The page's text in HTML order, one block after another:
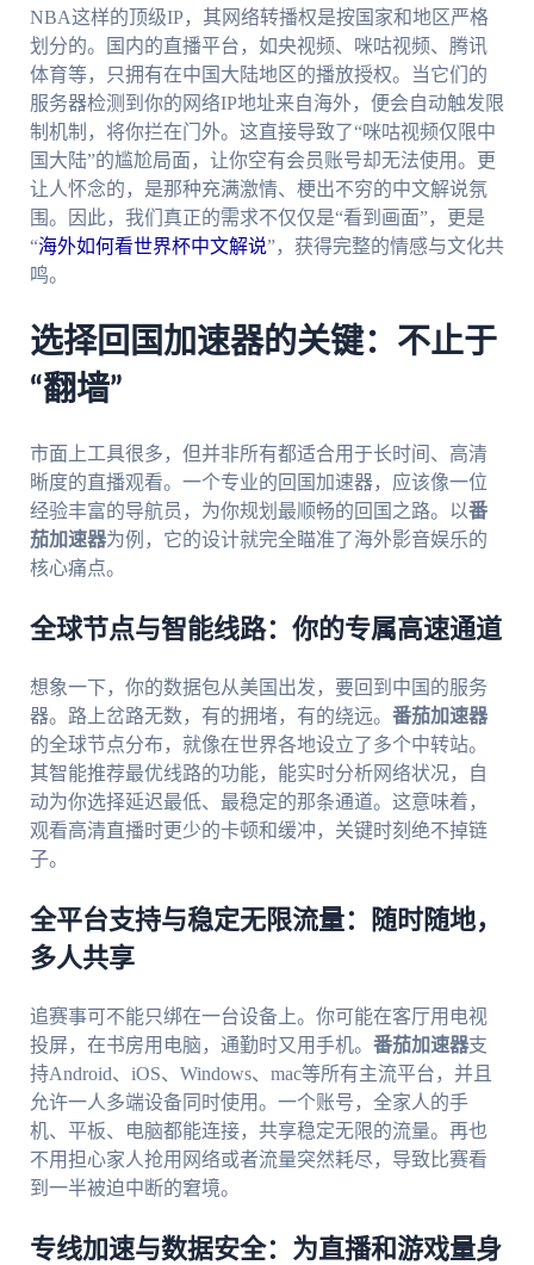
NBA这样的顶级IP，其网络转播权是按国家和地区严格
划分的。国内的直播平台，如央视频、咪咕视频、腾讯
体育等，只拥有在中国大陆地区的播放授权。当它们的
服务器检测到你的网络IP地址来自海外，便会自动触发限
制机制，将你拦在门外。这直接导致了“咪咕视频仅限中
国大陆”的尴尬局面，让你空有会员账号却无法使用。更
让人怀念的，是那种充满激情、梗出不穷的中文解说氛
围。因此，我们真正的需求不仅仅是“看到画面”，更是
“海外如何看世界杯中文解说”，获得完整的情感与文化共
鸣。
选择回国加速器的关键：不止于
“翻墙”
市面上工具很多，但并非所有都适合用于长时间、高清
晰度的直播观看。一个专业的回国加速器，应该像一位
经验丰富的导航员，为你规划最顺畅的回国之路。以番
茄加速器为例，它的设计就完全瞄准了海外影音娱乐的
核心痛点。
全球节点与智能线路：你的专属高速通道
想象一下，你的数据包从美国出发，要回到中国的服务
器。路上岔路无数，有的拥堵，有的绕远。 番茄加速器
的全球节点分布，就像在世界各地设立了多个中转站。
其智能推荐最优线路的功能，能实时分析网络状况，自
动为你选择延迟最低、最稳定的那条通道。这意味着，
观看高清直播时更少的卡顿和缓冲，关键时刻绝不掉链
子。
全平台支持与稳定无限流量：随时随地，
多人共享
追赛事可不能只绑在一台设备上。你可能在客厅用电视
投屏，在书房用电脑，通勤时又用手机。 番茄加速器支
持Android、iOS、Windows、mac等所有主流平台，并且
允许一人多端设备同时使用。一个账号，全家人的手
机、平板、电脑都能连接，共享稳定无限的流量。再也
不用担心家人抢用网络或者流量突然耗尽，导致比赛看
到一半被迫中断的窘境。
专线加速与数据安全：为直播和游戏量身